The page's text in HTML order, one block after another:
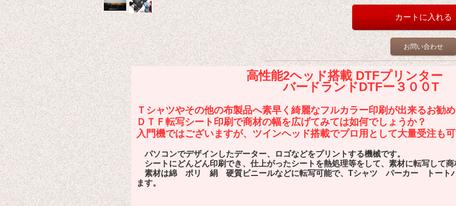
お問い合わせ
高性能2ヘッド搭載 DTFプリンター
バードランドDTFー３００T
Ｔシャツやその他の布製品へ素早く綺麗なフルカラー印刷が出来るお勧
ＤＴＦ転写シート印刷で商材の幅を広げてみては如何でしょうか？
入門機ではございますが、ツインヘッド搭載でプロ用として大量受注も
パソコンでデザインしたデーター、ロゴなどをプリントする機械です。
シートにどんどん印刷でき、仕上がったシートを熱処理等をして、素材に転写して商
素材は綿 ポリ 絹 硬質ビニールなどに転写可能で、Tシャツ パーカー トートバ
ます。